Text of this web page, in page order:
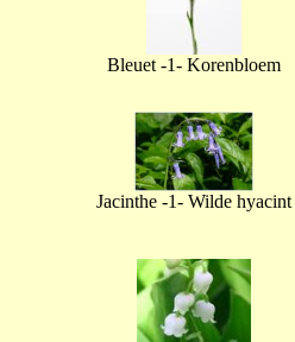
Bleuet -1- Korenbloem
Jacinthe -1- Wilde hyacint